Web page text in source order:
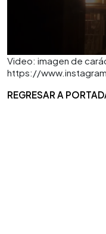
Video: imagen de
https://
REGRESAR A